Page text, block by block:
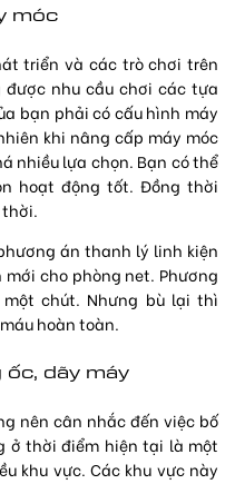
móc
triển và các trò chơi trên
nhu cầu chơi các tựa
bạn phải có cấu hình máy
khi nâng cấp máy móc
nhiều lựa chọn. Bạn có thể
hoạt động tốt. Đồng thời
án thanh lý linh kiện
cho phòng net. Phương
chút. Nhưng bù lại thì
hoàn toàn.
dãy máy
nên cân nhắc đến việc bố
ở thời điểm hiện tại là một
khu vực. Các khu vực này